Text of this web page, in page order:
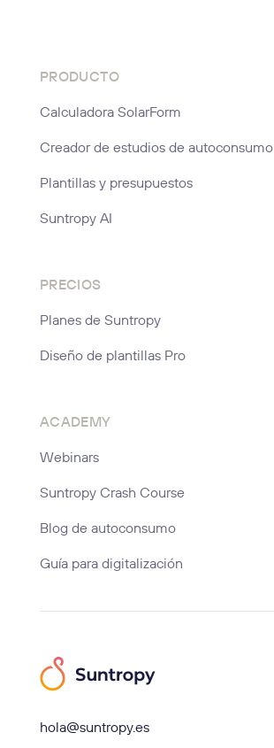
PRODUCTO
Calculadora SolarForm
Creador de estudios de autoconsumo
Plantillas y presupuestos
Suntropy AI
PRECIOS
Planes de Suntropy
Diseño de plantillas Pro
ACADEMY
Webinars
Suntropy Crash Course
Blog de autoconsumo
Guía para digitalización
hola@suntropy.es